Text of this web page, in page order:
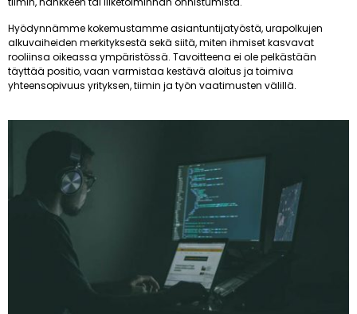
Hyödynnämme kokemustamme asiantuntijatyöstä, urapolkujen
alkuvaiheiden merkityksestä sekä siitä, miten ihmiset kasvavat
rooliinsa oikeassa ympäristössä. Tavoitteena ei ole pelkästään
täyttää positio, vaan varmistaa kestävä aloitus ja toimiva
yhteensopivuus yrityksen, tiimin ja työn vaatimusten välillä.